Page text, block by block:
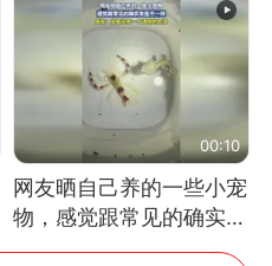
教！
00:10
网友晒自己养的一些小宠
物，感觉跟常见的确实有
些不一样